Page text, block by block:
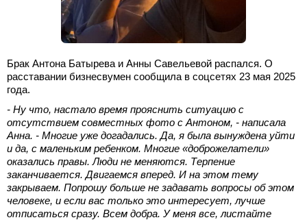
Брак Антона Батырева и Анны Савельевой распался. О
расставании бизнесвумен сообщила в соцсетях 23 мая 2025
года.
- Нy что, настало время прояснить ситуацию с
отсутствием совместных фото с Антоном, - написала
Анна. - Многие уже догадались. Да, я была вынуждена уйти
и да, с маленьким ребенком. Многие «доброжелатели»
оказались правы. Люди не меняются. Терпение
заканчивается. Двигаемся вперед. И на этом тему
закрываем. Попрошу больше не задавать вопросы об этом
человеке, и если вас только это интересует, лучше
отписаться сразу. Всем добра. У меня все, листайте